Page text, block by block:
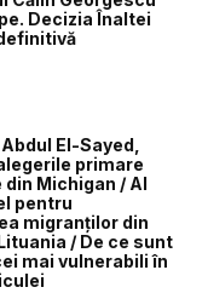
Decizia Înaltei
Abdul El-Sayed,
primare
Michigan / Al
pentru
migranților din
/ De ce sunt
mai vulnerabili în